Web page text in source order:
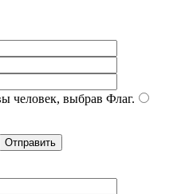
человек, выбрав Флаг.